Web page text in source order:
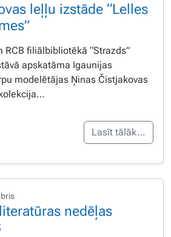
leļļu izstāde “Lelles
RCB filiālbibliotēkā “Strazds”
apskatāma Igaunijas
modelētājas Ņinas Čistjakovas
Lasīt tālāk…
nedēļas